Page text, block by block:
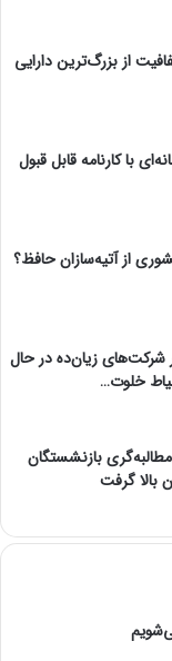
از بزرگ‌ترین دارایی
با کارنامه قابل قبول
از آتیه‌سازان حافظ؟
شرکت‌های زیان‌ده در حال
خلوت…
بازنشستگان
بالا گرفت